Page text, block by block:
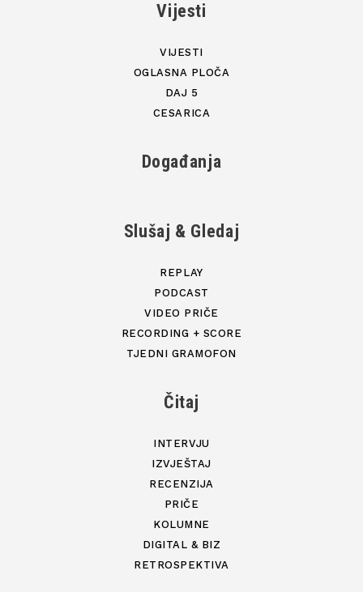
Vijesti
VIJESTI
OGLASNA PLOČA
DAJ 5
CESARICA
Događanja
Slušaj & Gledaj
REPLAY
PODCAST
VIDEO PRIČE
RECORDING + SCORE
TJEDNI GRAMOFON
Čitaj
INTERVJU
IZVJEŠTAJ
RECENZIJA
PRIČE
KOLUMNE
DIGITAL & BIZ
RETROSPEKTIVA